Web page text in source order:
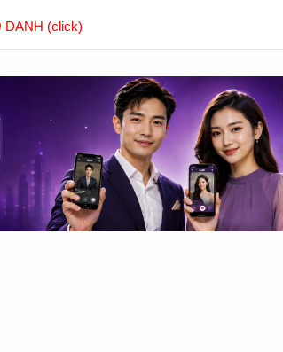
DANH (click)